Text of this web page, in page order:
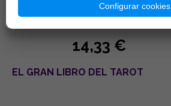
Ref. 560243
14,33 €
EL GRAN LIBRO DEL TAROT
Configurar cookies